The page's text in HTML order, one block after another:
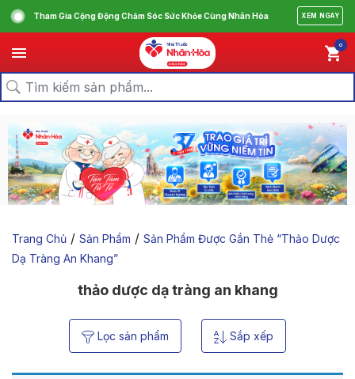
Tham Gia Cộng Động Chăm Sóc Sức Khỏe Cùng Nhân Hòa XEM NGAY
0
Trang Chủ / Sản Phẩm / Sản Phẩm Được Gắn Thẻ “thảo Dược
Dạ Tràng An Khang”
thảo dược dạ tràng an khang
Lọc sản phẩm Sắp xếp